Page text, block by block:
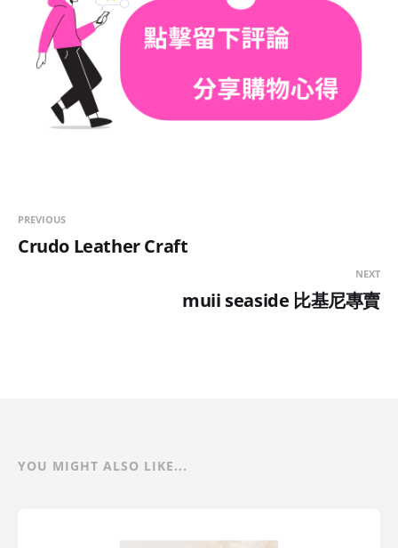
PREVIOUS
Crudo Leather Craft
NEXT
muii seaside 比基尼專賣
YOU MIGHT ALSO LIKE...